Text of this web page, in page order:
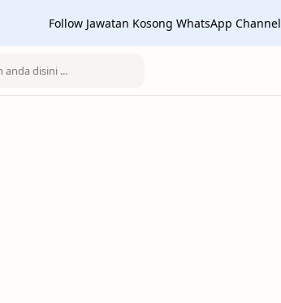
Follow Jawatan Kosong WhatsApp Channel